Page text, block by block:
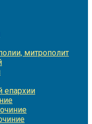
митрополит
епархии